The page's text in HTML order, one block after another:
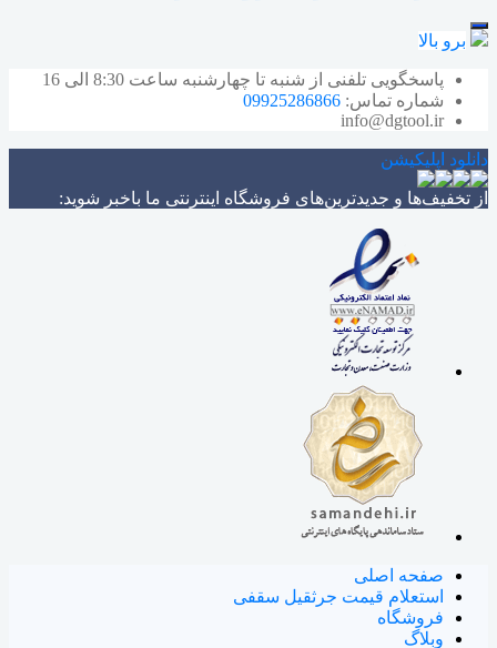
برو بالا
پاسخگویی تلفنی از شنبه تا چهارشنبه ساعت 8:30 الی 16
شماره تماس: 09925286866
info@dgtool.ir
دانلود اپلیکیشن
از تخفیف‌ها و جدیدترین‌های فروشگاه اینترنتی ما باخبر شوید:
صفحه اصلی
استعلام قیمت جرثقیل سقفی
فروشگاه
وبلاگ